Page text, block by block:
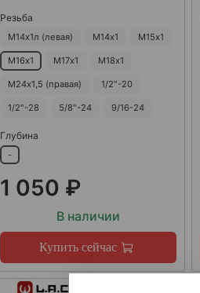
Резьба
М14х1л (левая) М14х1 М15х1
М16х1 М17х1 М18х1
М24х1,5 (правая) 1/2"-20
1/2"-28 5/8"-24 9/16-24
Глубина
-
1 050 ₽
В наличии
Купить сейчас